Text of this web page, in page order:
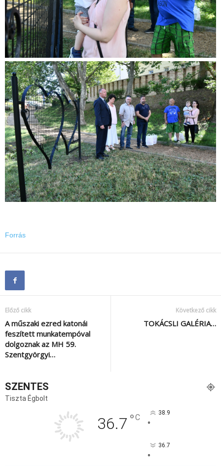
Forrás
Előző cikk
A műszaki ezred katonái
feszített munkatempóval
dolgoznak az MH 59.
Szentgyörgyi…
Következő cikk
TOKÁCSLI GALÉRIA…
SZENTES
Tiszta Égbolt
36.7 °C 38.9
°
36.7
°